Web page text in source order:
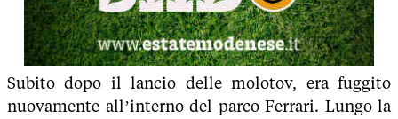
Subito dopo il lancio delle molotov, era fuggito
nuovamente all’interno del parco Ferrari. Lungo la